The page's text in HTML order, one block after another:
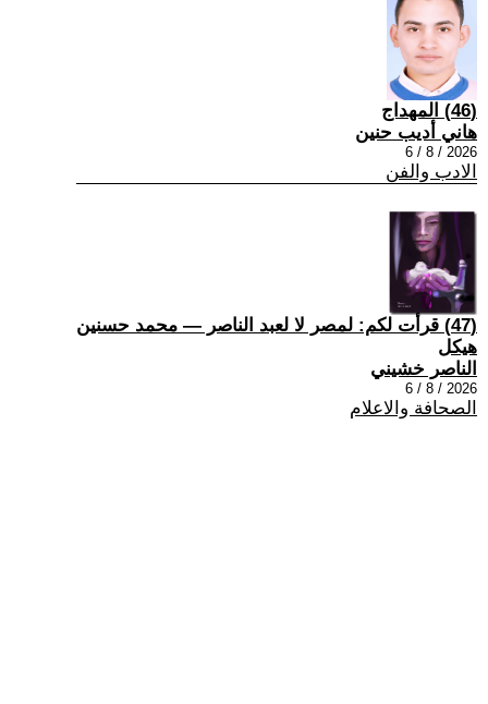
(46) المهداج
هاني أديب حنين
2026 / 8 / 6
الادب والفن
(47) قرأت لكم: لمصر لا لعبد الناصر — محمد حسنين
هيكل
الناصر خشيني
2026 / 8 / 6
الصحافة والاعلام